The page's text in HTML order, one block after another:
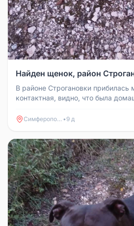
Найден щенок, район
В районе Строгановки прибилась
контактная, видно, что была
Симферополь • 9 д